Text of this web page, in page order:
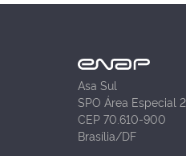
Asa Sul
SPO Área Especial
CEP 70.610-900
Brasília/DF